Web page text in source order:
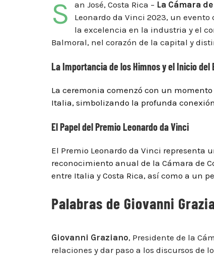
S an José, Costa Rica – La Cámara
Leonardo da Vinci 2023, un
la excelencia en la industria y el
Balmoral, nel corazón de la capital y
La Importancia de los Himnos y el Inicio del
La ceremonia comenzó con un
Italia, simbolizando la profunda
El Papel del Premio Leonardo da Vinci
El Premio Leonardo da Vinci representa
reconocimiento anual de la Cámara de
entre Italia y Costa Rica, así como a un
Palabras de Giovanni
Giovanni Graziano, Presidente de la
relaciones y dar paso a los discursos de